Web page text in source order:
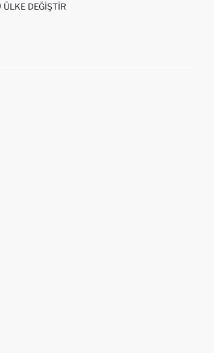
ÜLKE DEĞIŞTIR